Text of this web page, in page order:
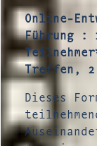
Online-
Führung :
Treffen, 2
Dieses